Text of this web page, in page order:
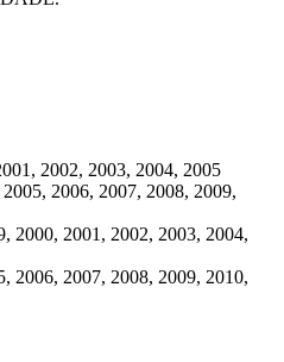
2002, 2003, 2004, 2005
2006, 2007, 2008, 2009,
2000, 2001, 2002, 2003, 2004,
2006, 2007, 2008, 2009, 2010,